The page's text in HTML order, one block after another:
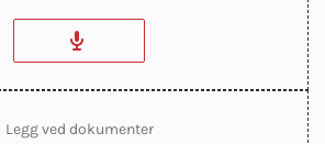
Legg ved dokumenter